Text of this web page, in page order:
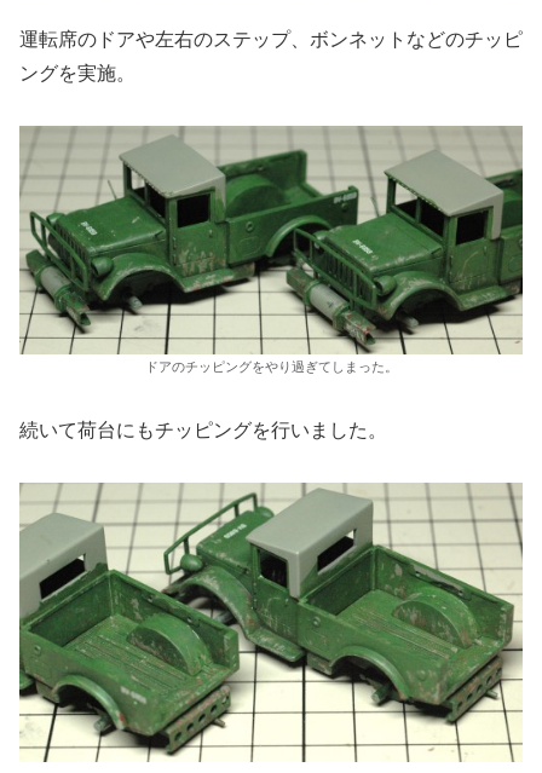
運転席のドアや左右のステップ、ボンネットなどのチッピ
ングを実施。
ドアのチッピングをやり過ぎてしまった。
続いて荷台にもチッピングを行いました。